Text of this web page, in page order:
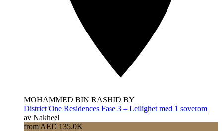
MOHAMMED BIN RASHID BY
District One Residences Fase 3 – Leilighet med 1 soverom
av Nakheel
from AED 135.0K